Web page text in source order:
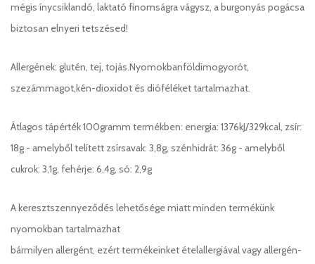
mégis ínycsiklandó, laktató finomságra vágysz, a burgonyás pogácsa
biztosan elnyeri tetszésed!
Allergének: glutén, tej, tojás.Nyomokbanföldimogyorót,
szezámmagot,kén-dioxidot és dióféléket tartalmazhat.
Átlagos tápérték 100gramm termékben: energia: 1376kJ/329kcal, zsír:
18g - amelyből telített zsírsavak: 3,8g, szénhidrát: 36g - amelyből
cukrok: 3,1g, fehérje: 6,4g, só: 2,9g
A keresztszennyeződés lehetősége miatt minden termékünk
nyomokban tartalmazhat
bármilyen allergént, ezért termékeinket ételallergiával vagy allergén-